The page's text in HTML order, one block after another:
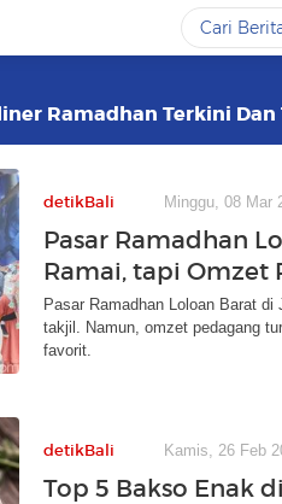
Ramadhan Terkini
detikBali Minggu, 08 Mar
Pasar Ramadhan
Ramai, tapi Omzet
Pasar Ramadhan Loloan Barat
takjil. Namun, omzet pedagang
favorit.
detikBali Kamis, 26 Feb
Top 5 Bakso Enak